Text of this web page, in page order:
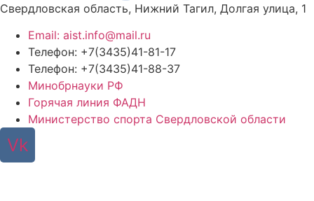
Свердловская область, Нижний Тагил, Долгая улица, 1
Email: aist.info@mail.ru
Телефон: +7(3435)41-81-17
Телефон: +7(3435)41-88-37
Минобрнауки РФ
Горячая линия ФАДН
Министерство спорта Свердловской области
Vk